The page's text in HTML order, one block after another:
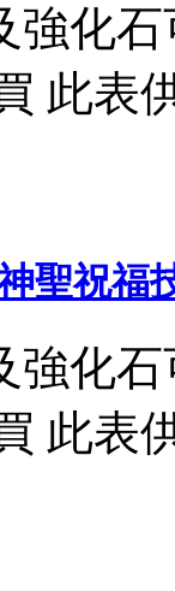
強化
此表
聖祝福
強化
此表